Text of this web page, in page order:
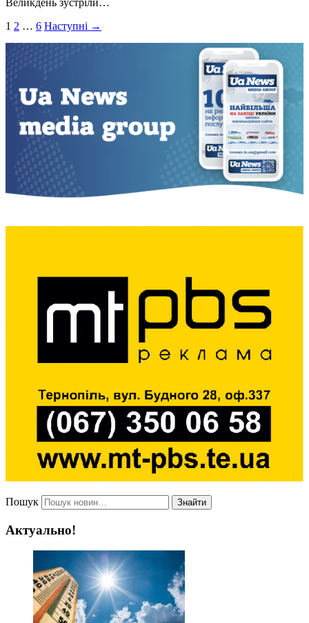
Пагінація
записів
1 2 … 6 Наступні →
Пошук Знайти
Актуально!